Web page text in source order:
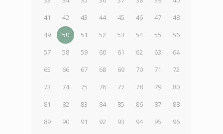
41
42 43 44 45 46 47
48
49
50 51 52 53 54 55
56
57
58 59 60 61 62 63
64
65
66 67 68 69 70 71
72
73
74 75 76 77 78 79
80
81
82 83 84 85 86 87
88
89
90 91 92 93 94 95
96